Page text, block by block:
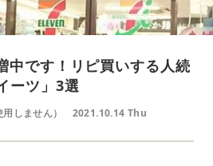
中です！リピ買いする人続
ーツ」3選
しません） 2021.10.14 Thu